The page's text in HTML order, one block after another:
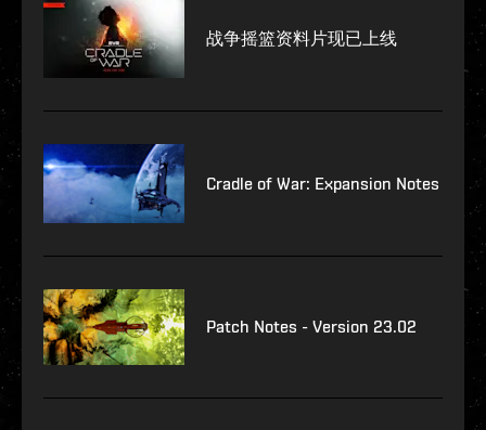
战争摇篮资料片现已上线
Cradle of War: Expansion Notes
Patch Notes - Version 23.02